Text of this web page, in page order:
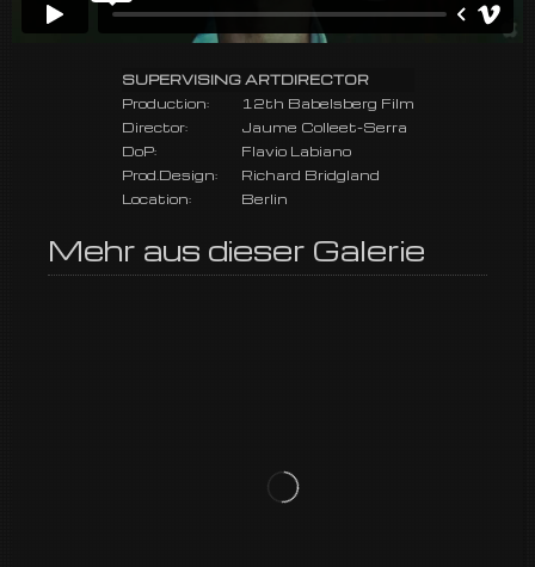
SUPERVISING ARTDIRECTOR
Production:
12th Babelsberg Film
Director:
Jaume Colleet-Serra
DoP:
Flavio Labiano
Prod.Design:
Richard Bridgland
Location:
Berlin
Mehr aus dieser Galerie